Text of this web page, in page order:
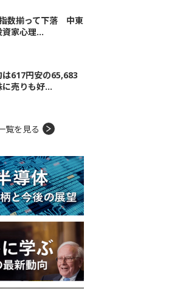
指数揃って下落 中東
家心理...
は617円安の65,683
売りも好...
覧を見る